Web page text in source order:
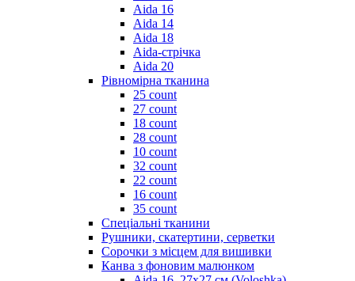
Aida 16
Aida 14
Aida 18
Aida-стрічка
Aida 20
Рівномірна тканина
25 count
27 count
18 count
28 count
10 count
32 count
22 count
16 count
35 count
Спеціальні тканини
Рушники, скатертини, серветки
Сорочки з місцем для вишивки
Канва з фоновим малюнком